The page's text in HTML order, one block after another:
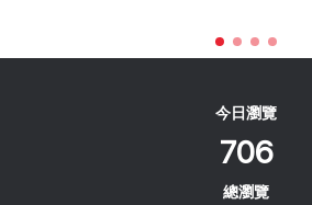
今日瀏覽
706
總瀏覽